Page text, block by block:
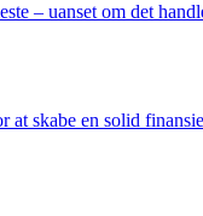
– uanset om det
skabe en solid